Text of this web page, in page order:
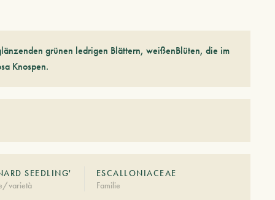
grünen ledrigen Blättern, weißenBlüten, die im
Knospen.
SEEDLING'
varietà
ESCALLONIACEAE
Familie